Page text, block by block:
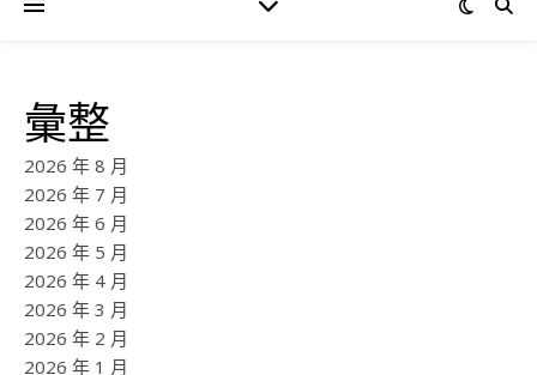
彙整
2026 年 8 月
2026 年 7 月
2026 年 6 月
2026 年 5 月
2026 年 4 月
2026 年 3 月
2026 年 2 月
2026 年 1 月